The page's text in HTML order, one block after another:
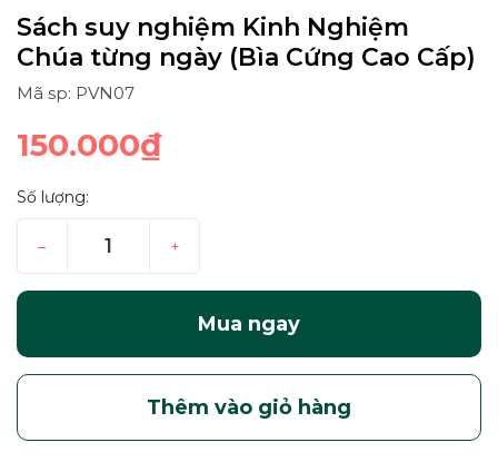
Sách suy nghiệm Kinh Nghiệm
Chúa từng ngày (Bìa Cứng Cao Cấp)
Mã sp: PVN07
150.000₫
Số lượng:
– +
Mua ngay
Thêm vào giỏ hàng